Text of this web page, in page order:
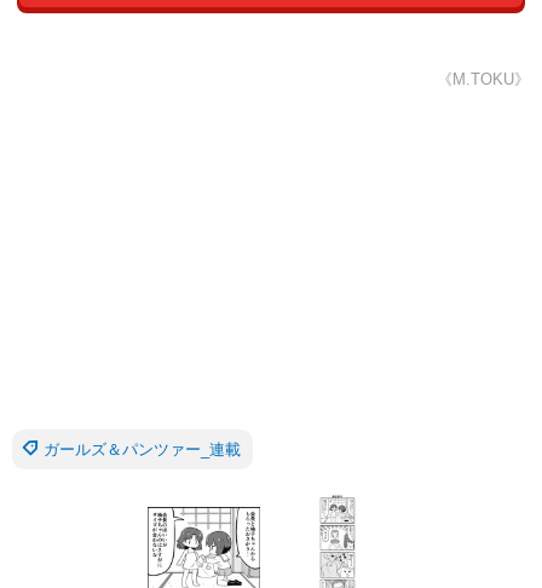
《M.TOKU》
ガールズ＆パンツァー_連載